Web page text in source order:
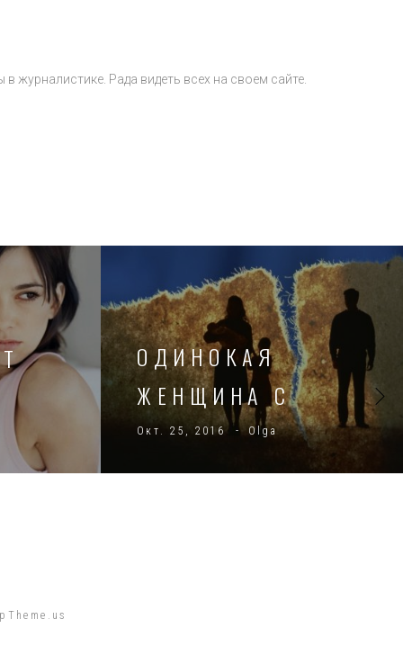
журналистике. Рада видеть всех на своем сайте.
ОДИНОКАЯ
ЖЕНЩИНА С
РЕБЕНКОМ
Окт. 25, 2016 Olga